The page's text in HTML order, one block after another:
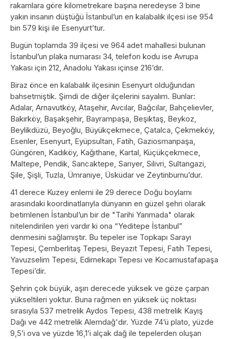
rakamlara göre kilometrekare başına neredeyse 3 bine
yakın insanın düştüğü İstanbul’un en kalabalık ilçesi ise 954
bin 579 kişi ile Esenyurt’tur.
Bugün toplamda 39 ilçesi ve 964 adet mahallesi bulunan
İstanbul’un plaka numarası 34, telefon kodu ise Avrupa
Yakası için 212, Anadolu Yakası içinse 216’dır.
Biraz önce en kalabalık ilçesinin Esenyurt olduğundan
bahsetmiştik. Şimdi de diğer ilçelerini sayalım. Bunlar:
Adalar, Arnavutköy, Ataşehir, Avcılar, Bağcılar, Bahçelievler,
Bakırköy, Başakşehir, Bayrampaşa, Beşiktaş, Beykoz,
Beylikdüzü, Beyoğlu, Büyükçekmece, Çatalca, Çekmeköy,
Esenler, Esenyurt, Eyüpsultan, Fatih, Gaziosmanpaşa,
Güngören, Kadıköy, Kağıthane, Kartal, Küçükçekmece,
Maltepe, Pendik, Sancaktepe, Sarıyer, Silivri, Sultangazi,
Şile, Şişli, Tuzla, Ümraniye, Üsküdar ve Zeytinburnu’dur.
41 derece Kuzey enlemi ile 29 derece Doğu boylamı
arasındaki koordinatlarıyla dünyanın en güzel şehri olarak
betimlenen İstanbul’un bir de "Tarihi Yarımada" olarak
nitelendirilen yeri vardır ki ona “Yeditepe İstanbul”
denmesini sağlamıştır. Bu tepeler ise Topkapı Sarayı
Tepesi, Çemberlitaş Tepesi, Beyazıt Tepesi, Fatih Tepesi,
Yavuzselim Tepesi, Edirnekapı Tepesi ve Kocamustafapaşa
Tepesi’dir.
Şehrin çok büyük, aşırı derecede yüksek ve göze çarpan
yükseltileri yoktur. Buna rağmen en yüksek üç noktası
sırasıyla 537 metrelik Aydos Tepesi, 438 metrelik Kayış
Dağı ve 442 metrelik Alemdağ'dır. Yüzde 74’ü plato, yüzde
9,5’i ova ve yüzde 16,1’i alçak dağ ile tepelerden oluşan